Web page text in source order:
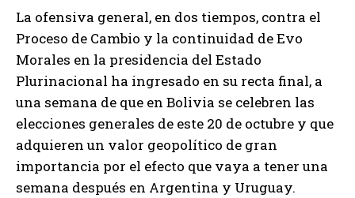
La ofensiva general, en dos tiempos, contra el
Proceso de Cambio y la continuidad de Evo
Morales en la presidencia del Estado
Plurinacional ha ingresado en su recta final, a
una semana de que en Bolivia se celebren las
elecciones generales de este 20 de octubre y que
adquieren un valor geopolítico de gran
importancia por el efecto que vaya a tener una
semana después en Argentina y Uruguay.